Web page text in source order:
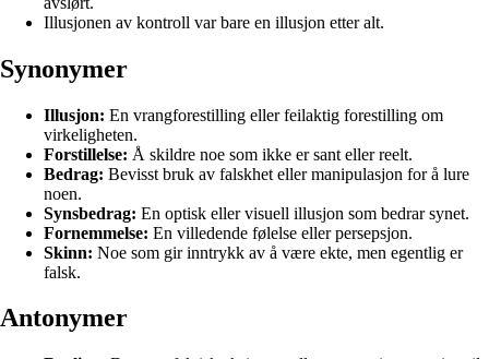
Illusjonen av kontroll var bare en illusjon etter alt.
Synonymer
Illusjon: En vrangforestilling eller feilaktig forestilling om
virkeligheten.
Forstillelse: Å skildre noe som ikke er sant eller reelt.
Bedrag: Bevisst bruk av falskhet eller manipulasjon for å lure
noen.
Synsbedrag: En optisk eller visuell illusjon som bedrar synet.
Fornemmelse: En villedende følelse eller persepsjon.
Skinn: Noe som gir inntrykk av å være ekte, men egentlig er
falsk.
Antonymer